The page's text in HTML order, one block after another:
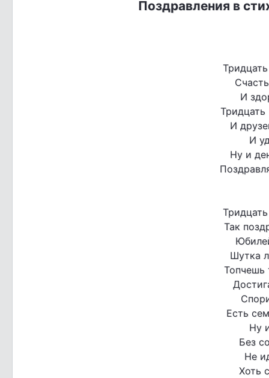
Поздравления в
И
Тридцать
И
И
Ну и
Так
Шутка
Топчешь
Есть
Ну
Без
Не
Хоть